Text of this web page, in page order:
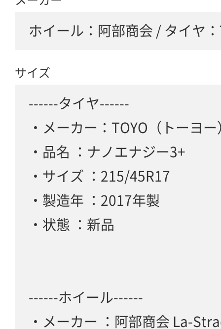
ホイール：阿部商会 / タイヤ：
サイズ
------タイヤ------
・メーカー：TOYO（トーヨー
・品名 ：ナノエナジー3+
・サイズ ：215/45R17
・製造年 ：2017年製
・状態 ：新品
------ホイール------
・メーカー ：阿部商会 La-